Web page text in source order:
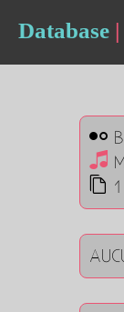
Database |